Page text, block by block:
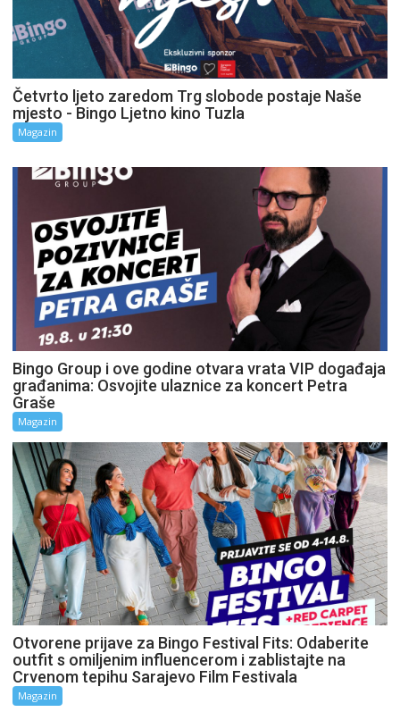
Četvrto ljeto zaredom Trg slobode postaje Naše
mjesto - Bingo Ljetno kino Tuzla
Magazin
Bingo Group i ove godine otvara vrata VIP događaja
građanima: Osvojite ulaznice za koncert Petra
Graše
Magazin
Otvorene prijave za Bingo Festival Fits: Odaberite
outfit s omiljenim influencerom i zablistajte na
Crvenom tepihu Sarajevo Film Festivala
Magazin